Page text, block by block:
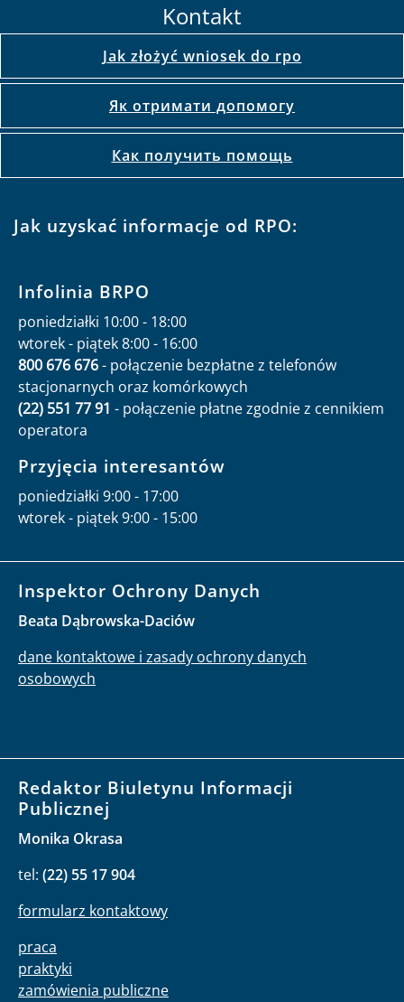
Kontakt
Jak złożyć wniosek do rpo
Як отримати допомогу
Как получить помощь
Jak uzyskać informacje od RPO:
Infolinia BRPO
poniedziałki 10:00 - 18:00
wtorek - piątek 8:00 - 16:00
800 676 676- połączenie bezpłatne z telefonów
stacjonarnych oraz komórkowych
(22) 551 77 91 - połączenie płatne zgodnie z cennikiem
operatora
Przyjęcia interesantów
poniedziałki 9:00 - 17:00
wtorek - piątek 9:00 - 15:00
Inspektor Ochrony Danych
Beata Dąbrowska-Daciów
dane kontaktowe i zasady ochrony danych
osobowych
Redaktor Biuletynu Informacji
Publicznej
Monika Okrasa
tel: (22) 55 17 904
formularz kontaktowy
praca
praktyki
zamówienia publiczne